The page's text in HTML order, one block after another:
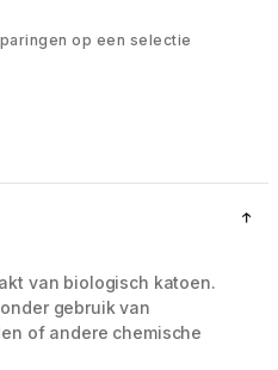
op een selectie
van biologisch katoen.
gebruik van
of andere chemische